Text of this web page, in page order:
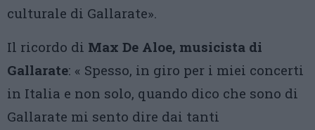
culturale di Gallarate».
Il ricordo di Max De Aloe, musicista di
Gallarate: « Spesso, in giro per i miei concerti
in Italia e non solo, quando dico che sono di
Gallarate mi sento dire dai tanti